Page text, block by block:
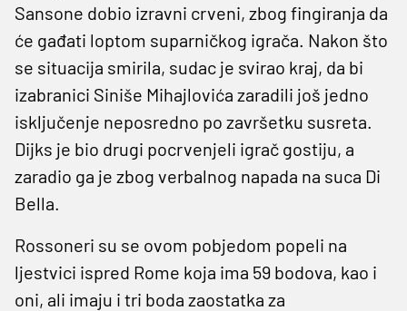
Sansone dobio izravni crveni, zbog fingiranja da
će gađati loptom suparničkog igrača. Nakon što
se situacija smirila, sudac je svirao kraj, da bi
izabranici Siniše Mihajlovića zaradili još jedno
isključenje neposredno po završetku susreta.
Dijks je bio drugi pocrvenjeli igrač gostiju, a
zaradio ga je zbog verbalnog napada na suca Di
Bella.
Rossoneri su se ovom pobjedom popeli na
ljestvici ispred Rome koja ima 59 bodova, kao i
oni, ali imaju i tri boda zaostatka za